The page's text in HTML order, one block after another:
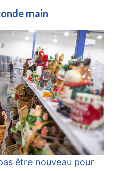
main
être nouveau pour